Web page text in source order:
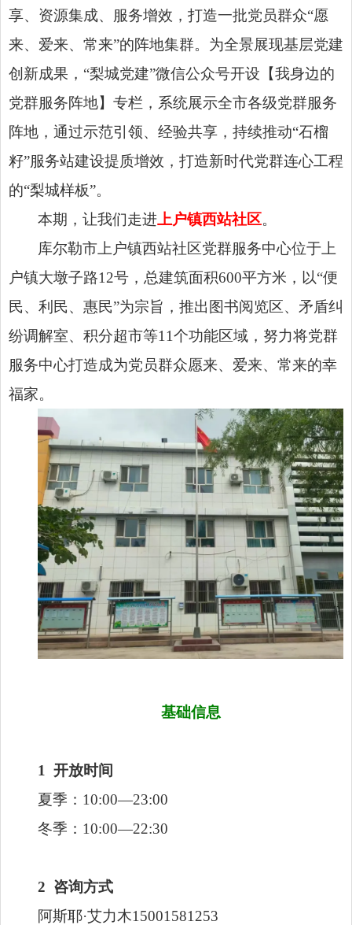
享、资源集成、服务增效，打造一批党员群众“愿
来、爱来、常来”的阵地集群。为全景展现基层党建
创新成果，“梨城党建”微信公众号开设【我身边的
党群服务阵地】专栏，系统展示全市各级党群服务
阵地，通过示范引领、经验共享，持续推动“石榴
籽”服务站建设提质增效，打造新时代党群连心工程
的“梨城样板”。
本期，让我们走进上户镇西站社区。
库尔勒市上户镇西站社区党群服务中心位于上
户镇大墩子路12号，总建筑面积600平方米，以“便
民、利民、惠民”为宗旨，推出图书阅览区、矛盾纠
纷调解室、积分超市等11个功能区域，努力将党群
服务中心打造成为党员群众愿来、爱来、常来的幸
福家。
基础信息
1开放时间
夏季：10:00—23:00
冬季：10:00—22:30
2 咨询方式
阿斯耶·艾力木15001581253